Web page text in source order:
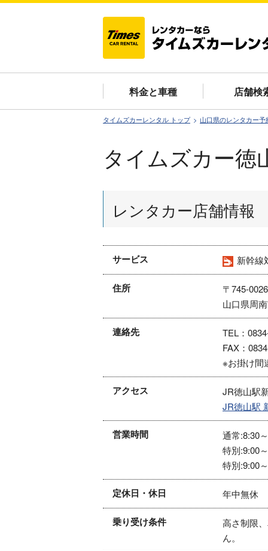
料金と車種 店舗検
タイムズカーレンタル トップ 山口県のレンタカー予
タイムズカー徳
レンタカー店舗情報
サービス 新幹線
住所
〒745-0026
山口県周
連絡先
TEL：
FAX：
※お掛け間
アクセス
JR徳山駅
JR徳山駅
営業時間
通常:8:30
特別:9:00
特別:9:00
定休日・休日 年中無休
乗り受け条件
高さ制限
ん。